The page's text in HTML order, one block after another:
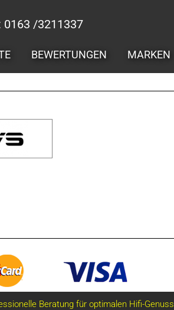
0163 /3211337
BEWERTUNGEN MARKEN
Beratung für optimalen Hifi-Genuss